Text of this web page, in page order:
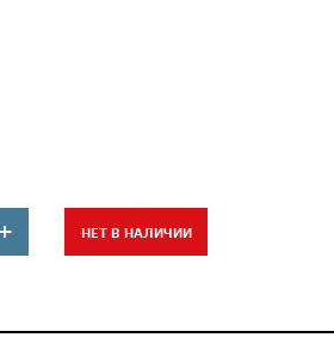
НЕТ В НАЛИЧИИ